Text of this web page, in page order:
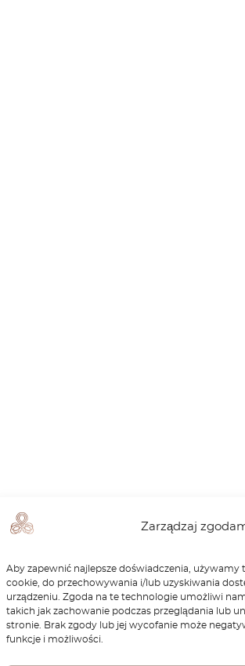
Zarządzaj
Aby zapewnić najlepsze doświadczenia,
cookie, do przechowywania i/lub uzyskiwania
urządzeniu. Zgoda na te technologie umożliwi
takich jak zachowanie podczas przeglądania lub
stronie. Brak zgody lub jej wycofanie może
funkcje i możliwości.